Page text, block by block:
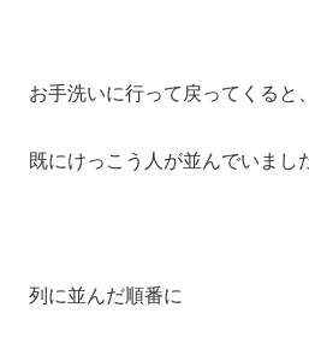
お手洗いに行って戻ってくると、
既にけっこう人が並んでいまし
列に並んだ順番に